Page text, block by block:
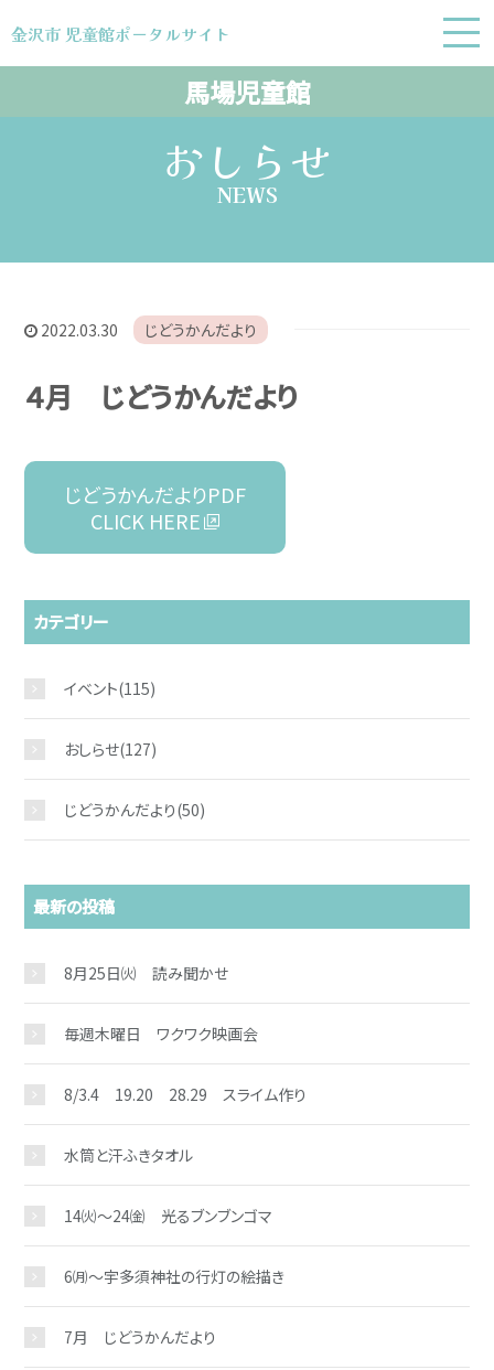
金沢市 児童館ポータルサイト
金沢市 児童館ポータルサイト
お問い合わせ
おしらせ
NEWS
2022.03.30 じどうかんだより
４月 じどうかんだより
じどうかんだよりPDF
CLICK HERE
カテゴリー
イベント(115)
おしらせ(127)
じどうかんだより(50)
最新の投稿
8月25日㈫ 読み聞かせ
毎週木曜日 ワクワク映画会
8/3.4 19.20 28.29 スライム作り
水筒と汗ふきタオル
14㈫～24㈮ 光るブンブンゴマ
6㈪～宇多須神社の行灯の絵描き
7月 じどうかんだより
馬場児童館